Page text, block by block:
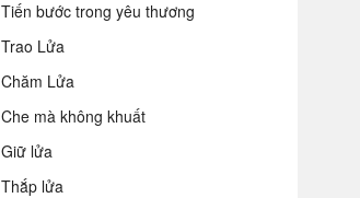
Tiến bước trong yêu thương
Trao Lửa
Chăm Lửa
Che mà không khuất
Giữ lửa
Thắp lửa